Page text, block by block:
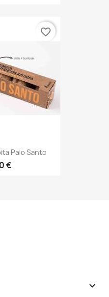
Palo Santo
€
favorite_border
